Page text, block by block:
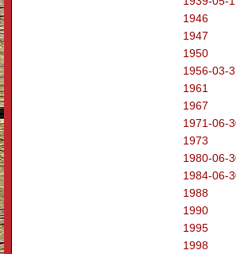
1946
1947
1950
1956-03-
1961
1967
1971-06-
1973
1980-06-
1984-06-
1988
1990
1995
1998